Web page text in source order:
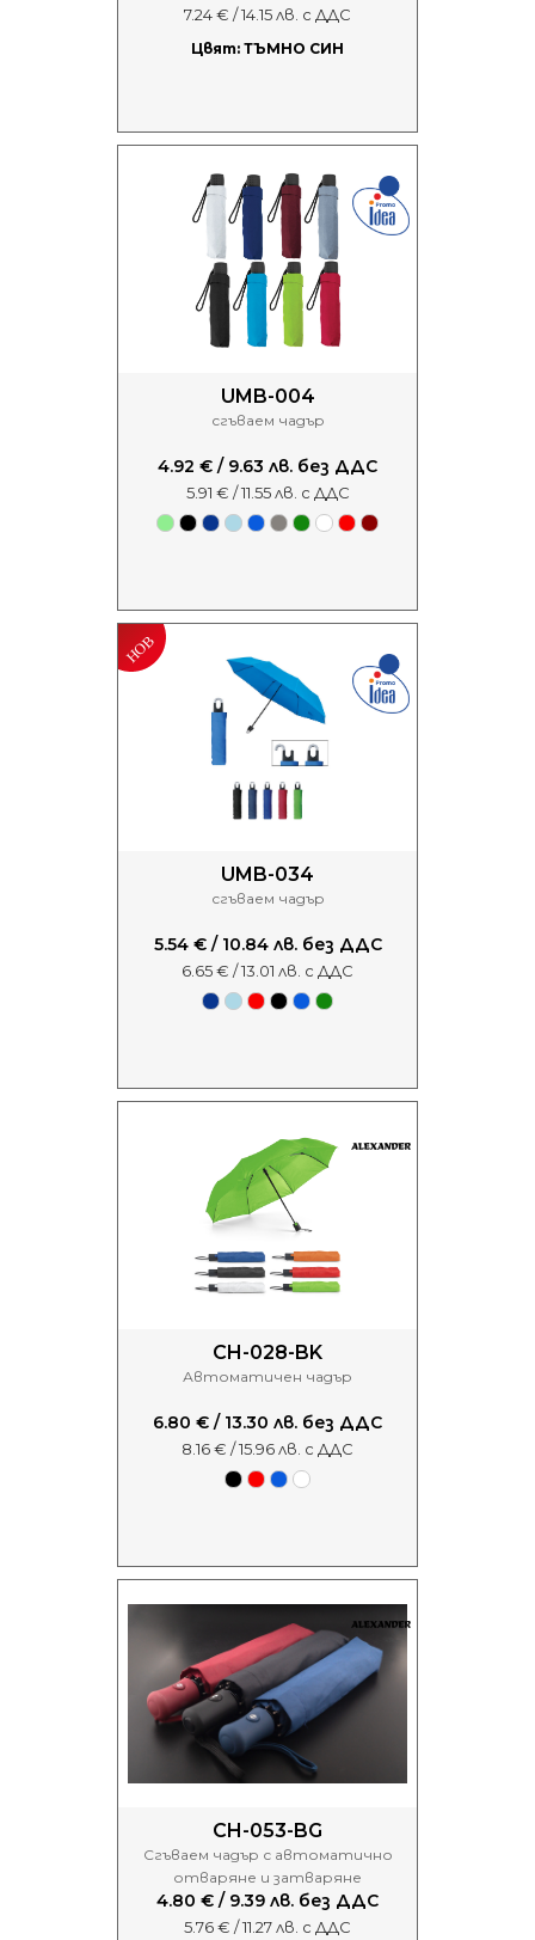
7.24 € / 14.15 лв. с ДДС
Цвят: ТЪМНО СИН
UMB-004
сгъваем чадър
4.92 € / 9.63 лв. без ДДС
5.91 € / 11.55 лв. с ДДС
UMB-034
сгъваем чадър
5.54 € / 10.84 лв. без ДДС
6.65 € / 13.01 лв. с ДДС
CH-028-BK
Автоматичен чадър
6.80 € / 13.30 лв. без ДДС
8.16 € / 15.96 лв. с ДДС
CH-053-BG
Сгъваем чадър с автоматично
отваряне и затваряне
4.80 € / 9.39 лв. без ДДС
5.76 € / 11.27 лв. с ДДС